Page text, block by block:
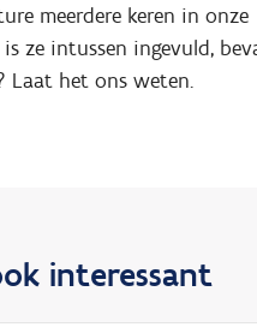
meerdere keren in onze
ze intussen ingevuld,
Laat het ons weten.
interessant